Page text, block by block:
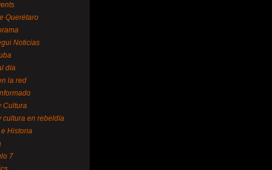
Querétaro
Noticias
día
la red
Cultura
cultura en rebeldía
e Historia
7